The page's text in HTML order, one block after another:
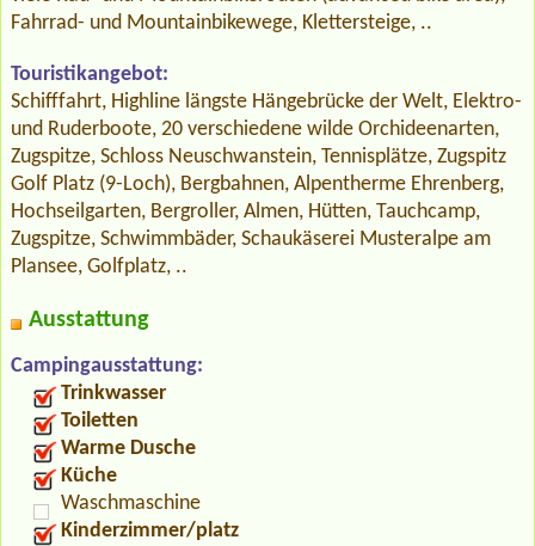
Fahrrad- und Mountainbikewege, Klettersteige, ..
Touristikangebot:
Schifffahrt, Highline längste Hängebrücke der Welt, Elektro-
und Ruderboote, 20 verschiedene wilde Orchideenarten,
Zugspitze, Schloss Neuschwanstein, Tennisplätze, Zugspitz
Golf Platz (9-Loch), Bergbahnen, Alpentherme Ehrenberg,
Hochseilgarten, Bergroller, Almen, Hütten, Tauchcamp,
Zugspitze, Schwimmbäder, Schaukäserei Musteralpe am
Plansee, Golfplatz, ..
Ausstattung
Campingausstattung:
Trinkwasser
Toiletten
Warme Dusche
Küche
Waschmaschine
Kinderzimmer/platz